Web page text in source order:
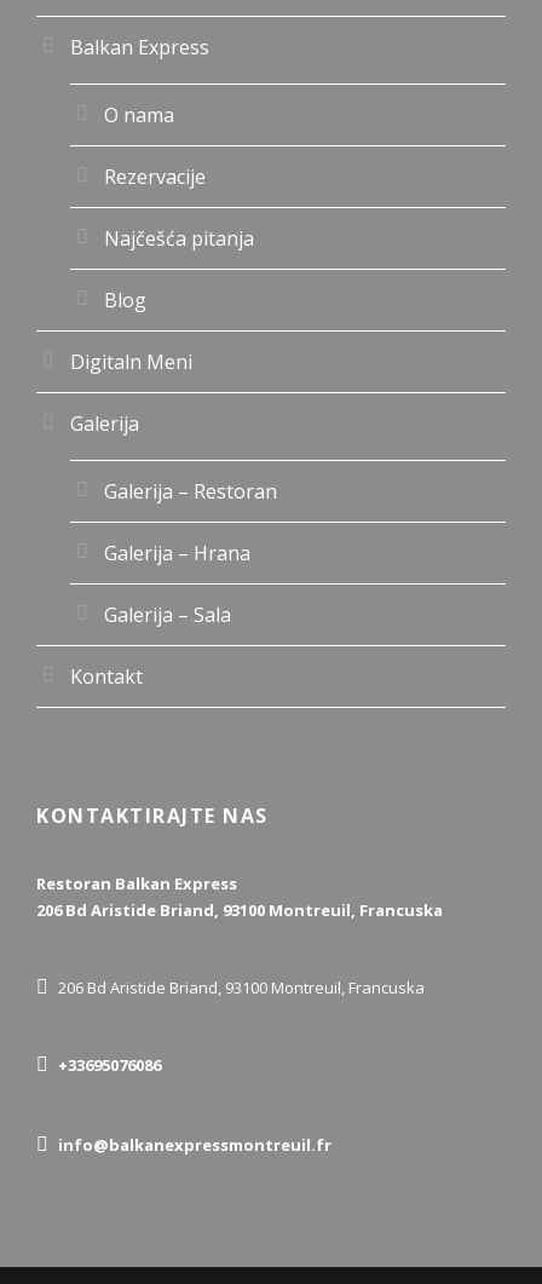
Balkan Express
O nama
Rezervacije
Najčešća pitanja
Blog
Digitaln Meni
Galerija
Galerija – Restoran
Galerija – Hrana
Galerija – Sala
Kontakt
KONTAKTIRAJTE NAS
Restoran Balkan Express
206 Bd Aristide Briand, 93100 Montreuil, Francuska
206 Bd Aristide Briand, 93100 Montreuil, Francuska
+33695076086
info@balkanexpressmontreuil.fr